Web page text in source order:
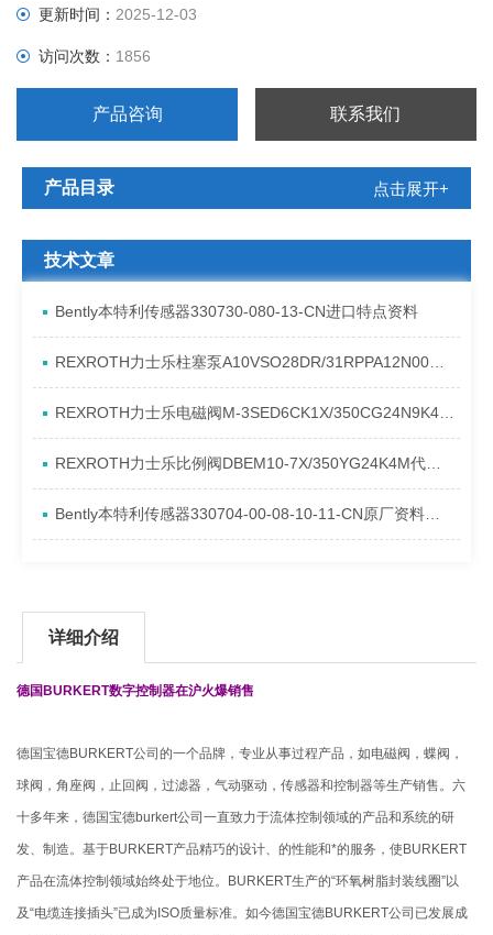
更新时间：2025-12-03
访问次数： 1856
产品咨询 联系我们
产品目录 点击展开+
技术文章
Bently本特利传感器330730-080-13-CN进口特点资料
REXROTH力士乐柱塞泵A10VSO28DR/31RPPA12N00产品资料简介
REXROTH力士乐电磁阀M-3SED6CK1X/350CG24N9K4进口现货介绍
REXROTH力士乐比例阀DBEM10-7X/350YG24K4M代理资料
Bently本特利传感器330704-00-08-10-11-CN原厂资料介绍
详细介绍
德国BURKERT数字控制器在沪火爆销售
德国宝德BURKERT公司的一个品牌，专业从事过程产品，如电磁阀，蝶阀，
球阀，角座阀，止回阀，过滤器，气动驱动，传感器和控制器等生产销售。六
十多年来，德国宝德burkert公司一直致力于流体控制领域的产品和系统的研
发、制造。基于BURKERT产品精巧的设计、的性能和*的服务，使BURKERT
产品在流体控制领域始终处于地位。BURKERT生产的“环氧树脂封装线圈”以
及“电缆连接插头”已成为ISO质量标准。如今德国宝德BURKERT公司已发展成